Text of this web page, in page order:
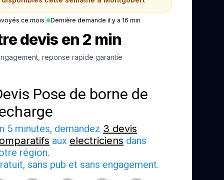
ce mois Dernière demande il y a 16 min
devis en 2 min
reponse rapide garantie
Pose de borne de
5 minutes, demandez 3 devis
aux electriciens dans
région.
sans pub et sans engagement.